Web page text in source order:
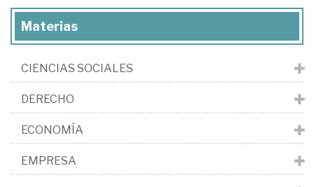
Materias
CIENCIAS SOCIALES
DERECHO
ECONOMÍA
EMPRESA